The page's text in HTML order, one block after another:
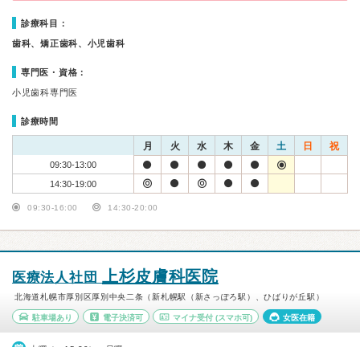
診療科目：
歯科、矯正歯科、小児歯科
専門医・資格：
小児歯科専門医
診療時間
月 火 水 木 金 土 日 祝
09:30-13:00
14:30-19:00
09:30-16:00 14:30-20:00
医療法人社団 上杉皮膚科医院
北海道札幌市厚別区厚別中央二条（新札幌駅（新さっぽろ駅）、ひばりが丘駅）
駐車場あり 電子決済可 マイナ受付 (スマホ可) 女医在籍